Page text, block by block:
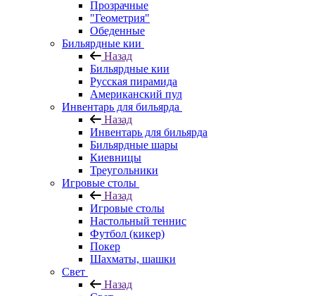
Прозрачные
"Геометрия"
Обеденные
Бильярдные кии
Назад
Бильярдные кии
Русская пирамида
Американский пул
Инвентарь для бильярда
Назад
Инвентарь для бильярда
Бильярдные шары
Киевницы
Треугольники
Игровые столы
Назад
Игровые столы
Настольный теннис
Футбол (кикер)
Покер
Шахматы, шашки
Свет
Назад